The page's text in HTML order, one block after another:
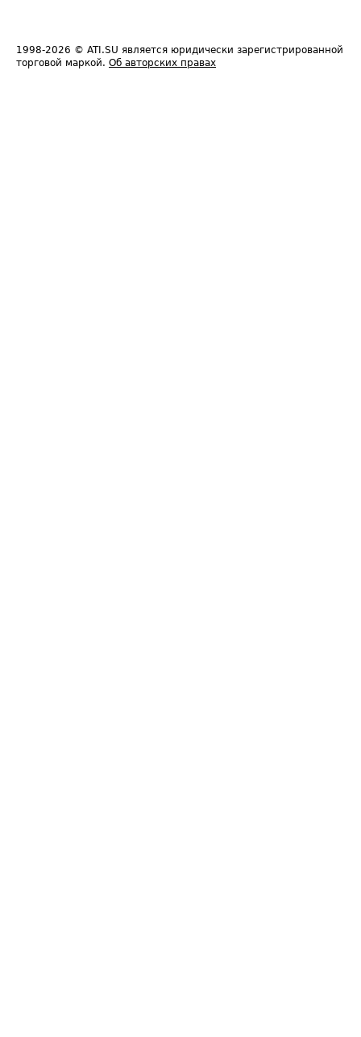
1998-2026 © ATI.SU является юридически зарегистрированной
торговой маркой. Об авторских правах